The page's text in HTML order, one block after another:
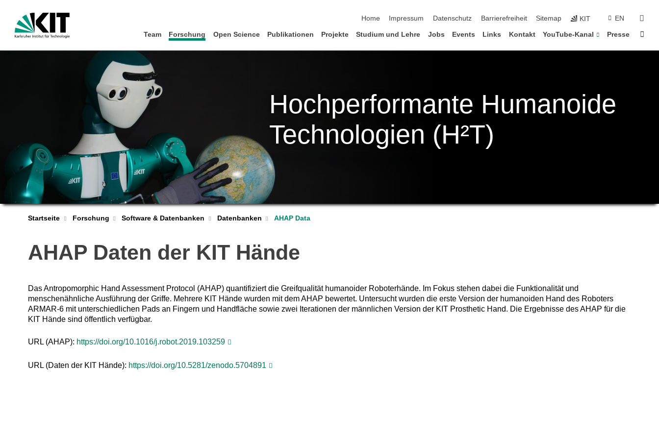
Home
Impressum Datenschutz Barrierefreiheit Sitemap KIT EN
Team Forschung Open Science Publikationen Projekte Studium und Lehre Jobs Events Links Kontakt YouTube-Kanal Presse
Hochperformante Humanoide
Technologien (H²T)
Startseite Forschung Software & Datenbanken Datenbanken AHAP Data
AHAP Daten der KIT Hände
Das Antropomorphic Hand Assessment Protocol (AHAP) quantifiziert die Greifqualität humanoider Roboterhände. Im Fokus stehen dabei die Funktionalität und
menschenähnliche Ausführung der Griffe. Mehrere KIT Hände wurden mit dem AHAP bewertet. Untersucht wurden die erste Version der humanoiden Hand des Roboters
ARMAR-6 mit unterschiedlichen Pads an Fingern und Handfläche sowie zwei Iterationen der männlichen Version der KIT Prosthetic Hand. Die Ergebnisse des AHAP für die
KIT Hände sind öffentlich verfügbar.
URL (AHAP): https://doi.org/10.1016/j.robot.2019.103259
URL (Daten der KIT Hände): https://doi.org/10.5281/zenodo.5704891